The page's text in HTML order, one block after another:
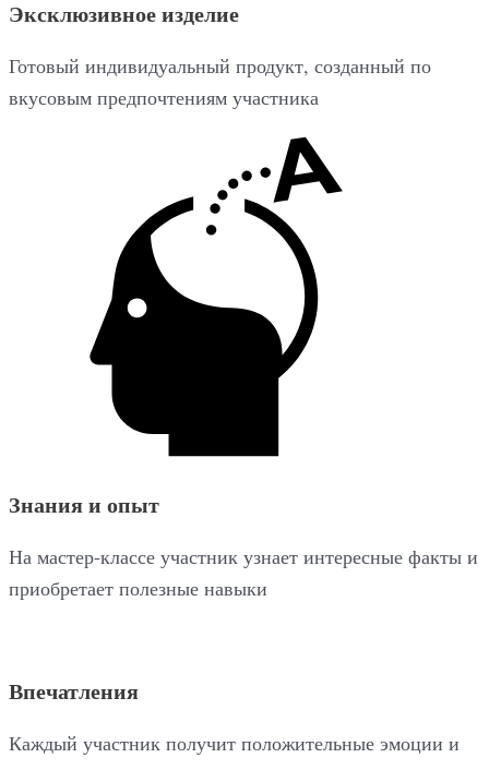
Эксклюзивное изделие
Готовый индивидуальный продукт, созданный по
вкусовым предпочтениям участника
Знания и опыт
На мастер-классе участник узнает интересные факты и
приобретает полезные навыки
Впечатления
Каждый участник получит положительные эмоции и